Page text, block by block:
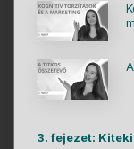
3. fejezet: